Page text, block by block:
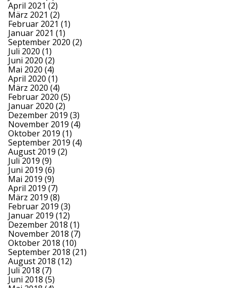
April 2021 (2)
März 2021 (2)
Februar 2021 (1)
Januar 2021 (1)
September 2020 (2)
Juli 2020 (1)
Juni 2020 (2)
Mai 2020 (4)
April 2020 (1)
März 2020 (4)
Februar 2020 (5)
Januar 2020 (2)
Dezember 2019 (3)
November 2019 (4)
Oktober 2019 (1)
September 2019 (4)
August 2019 (2)
Juli 2019 (9)
Juni 2019 (6)
Mai 2019 (9)
April 2019 (7)
März 2019 (8)
Februar 2019 (3)
Januar 2019 (12)
Dezember 2018 (1)
November 2018 (7)
Oktober 2018 (10)
September 2018 (21)
August 2018 (12)
Juli 2018 (7)
Juni 2018 (5)